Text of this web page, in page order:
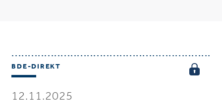
BDE-DIREKT
12.11.2025